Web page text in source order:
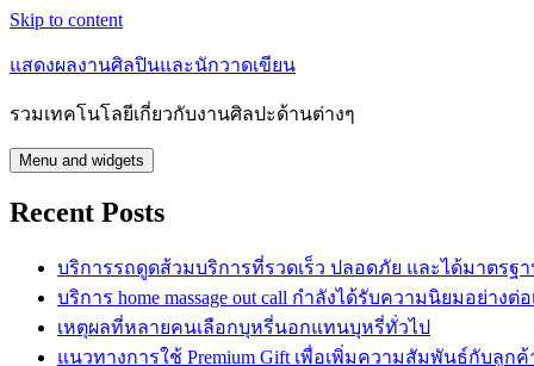
Skip to content
แสดงผลงานศิลปินและนักวาดเขียน
รวมเทคโนโลยีเกี่ยวกับงานศิลปะด้านต่างๆ
Menu and widgets
Recent Posts
บริการรถดูดส้วมบริการที่รวดเร็ว ปลอดภัย และได้มาตรฐ
บริการ home massage out call กำลังได้รับความนิยมอย่างต่อ
เหตุผลที่หลายคนเลือกบุหรี่นอกแทนบุหรี่ทั่วไป
แนวทางการใช้ Premium Gift เพื่อเพิ่มความสัมพันธ์กับลูกค้